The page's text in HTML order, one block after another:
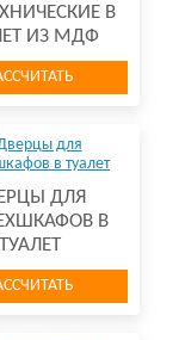
В
ИЗ МДФ
ДЛЯ
В
ТУАЛЕТ